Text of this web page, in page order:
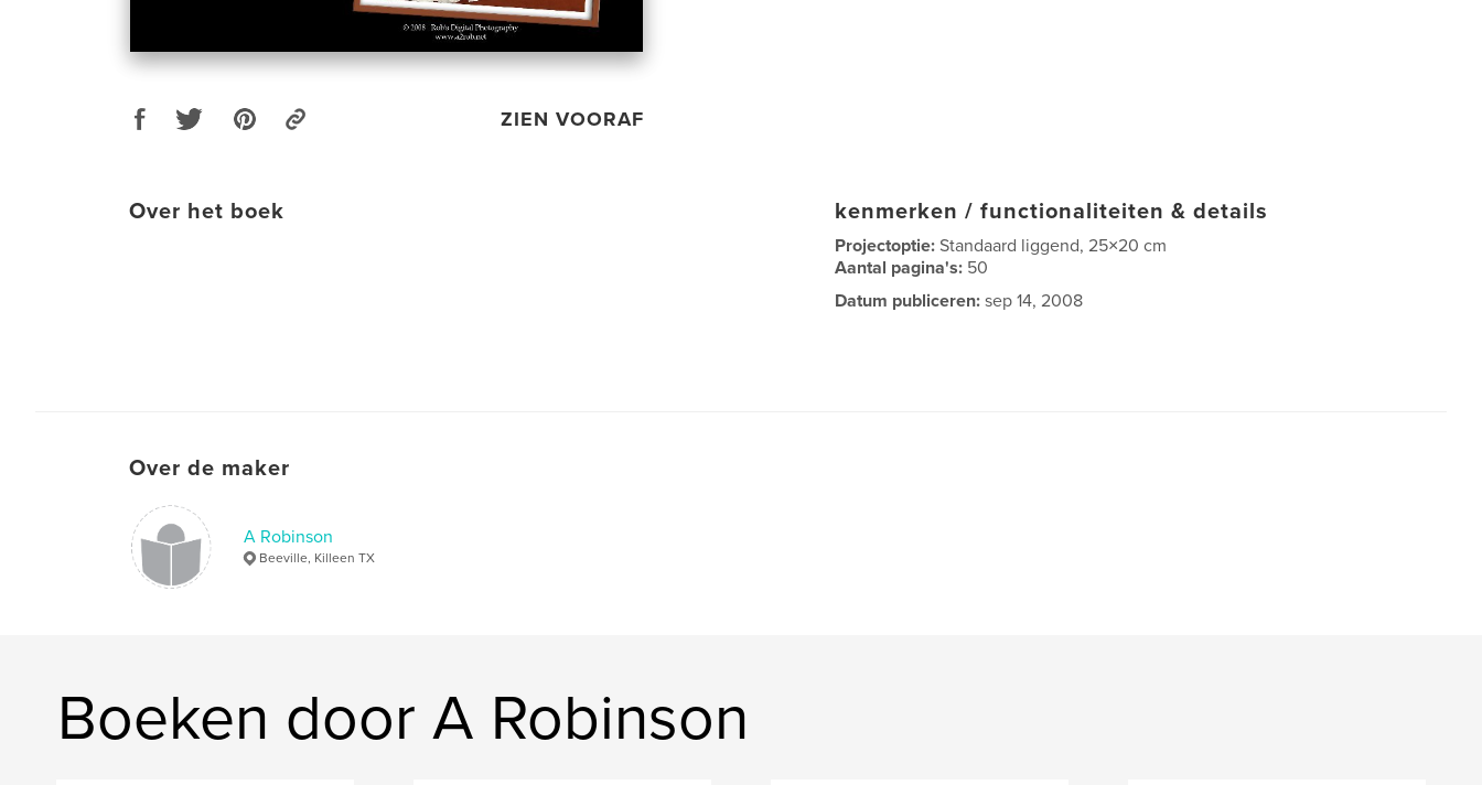
ZIEN VOORAF
Over het boek kenmerken / functionaliteiten & details
Projectoptie:Standaard liggend, 25×20 cm
Aantal pagina's: 50
Datum publiceren: sep 14, 2008
Over de maker
A Robinson
Beeville, Killeen TX
Boeken door A Robinson